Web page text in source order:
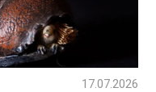
17.07.2026